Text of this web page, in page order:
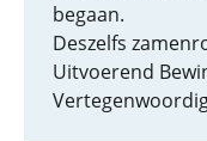
begaan.
Deszelfs
Uitvoerend